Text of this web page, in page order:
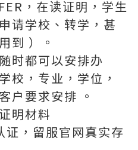
，在读证明，学生
请学校、转学，甚
到 ）。
时都可以安排办
校，专业，学位，
户要求安排 。
明材料
证，留服官网真实存